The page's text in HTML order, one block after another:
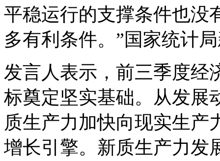
平稳运行的支撑条件也没
多有利条件。”国家统计
发言人表示，前三季度经
标奠定坚实基础。从发展
质生产力加快向现实生产
增长引擎。新质生产力发